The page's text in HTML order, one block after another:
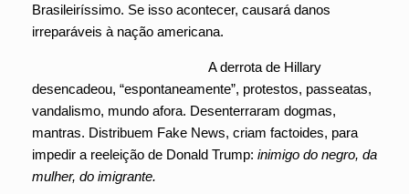
Brasileiríssimo. Se isso acontecer, causará danos
irreparáveis à nação americana.
A derrota de Hillary
desencadeou, “espontaneamente”, protestos, passeatas,
vandalismo, mundo afora. Desenterraram dogmas,
mantras. Distribuem Fake News, criam factoides, para
impedir a reeleição de Donald Trump: inimigo do negro, da
mulher, do imigrante.